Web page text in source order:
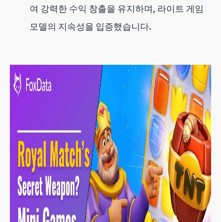
여 강력한 수익 창출을 유지하며, 라이트 게임
모델의 지속성을 입증했습니다.